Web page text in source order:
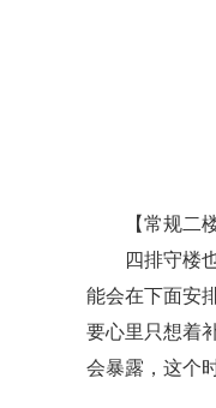
【常规二
四排守楼
能会在下面安
要心里只想着
会暴露，这个